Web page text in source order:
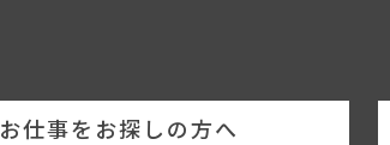
お仕事をお探しの方へ